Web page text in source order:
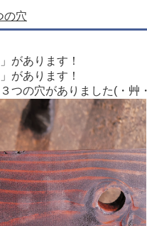
の穴
があります！
があります！
つの穴がありました(・艸